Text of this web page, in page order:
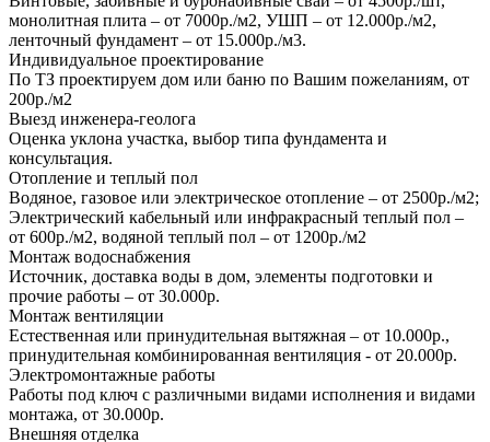
монолитная плита – от 7000р./м2, УШП – от 12.000р./м2,
ленточный фундамент – от 15.000р./м3.
Индивидуальное проектирование
По ТЗ проектируем дом или баню по Вашим пожеланиям, от
200р./м2
Выезд инженера-геолога
Оценка уклона участка, выбор типа фундамента и
консультация.
Отопление и теплый пол
Водяное, газовое или электрическое отопление – от 2500р./м2;
Электрический кабельный или инфракрасный теплый пол –
от 600р./м2, водяной теплый пол – от 1200р./м2
Монтаж водоснабжения
Источник, доставка воды в дом, элементы подготовки и
прочие работы – от 30.000р.
Монтаж вентиляции
Естественная или принудительная вытяжная – от 10.000р.,
принудительная комбинированная вентиляция - от 20.000р.
Электромонтажные работы
Работы под ключ с различными видами исполнения и видами
монтажа, от 30.000р.
Внешняя отделка